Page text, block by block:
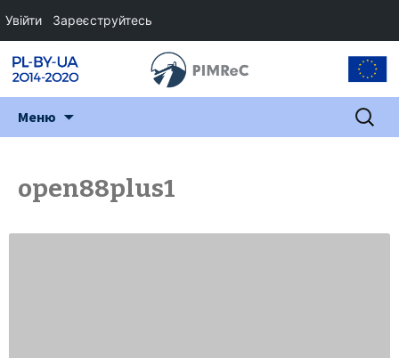
Меню Пошук:
open88plus1
Увійти Зареєструйтесь